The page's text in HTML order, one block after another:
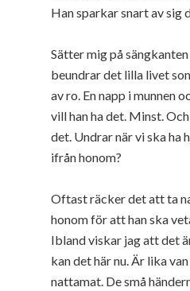
Han sparkar snart av sig
Sätter mig på
beundrar det lilla livet
av ro. En napp i munnen
vill han ha det. Minst.
det. Undrar när vi ska ha
ifrån honom?
Oftast räcker det att ta
honom för att han ska
Ibland viskar jag att det
kan det här nu. Är lika
nattamat. De små